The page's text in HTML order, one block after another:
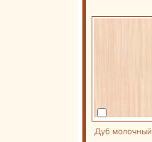
Дуб молочный